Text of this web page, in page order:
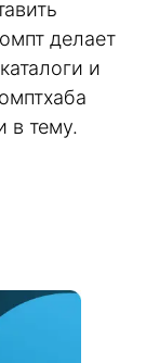
делает
и
в тему.